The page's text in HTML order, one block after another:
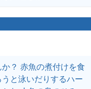
か？ 赤魚の煮付けを食
と泳いだりするハー